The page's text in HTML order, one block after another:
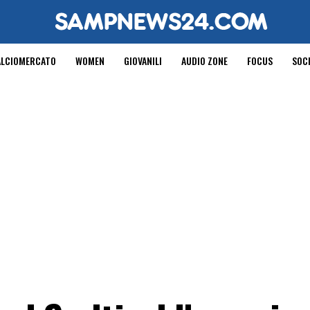
WOMEN GIOVANILI AUDIO ZONE FOCUS